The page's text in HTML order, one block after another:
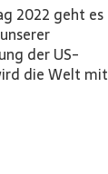
2022 geht es
der US-
die Welt mit